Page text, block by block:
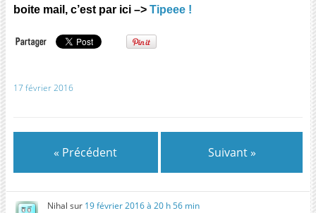
boite mail, c’est par ici –> Tipeee !
17 février 2016
« Précédent Suivant »
Nihal sur 19 février 2016 à 20 h 56 min